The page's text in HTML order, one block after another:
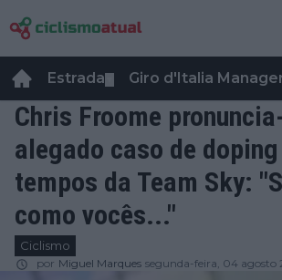
Estrada Giro d'Italia
Chris Froome
alegado caso de
tempos da Team Sky:
como vocês..."
Ciclismo
por Miguel Marques segunda-feira, 04 agosto